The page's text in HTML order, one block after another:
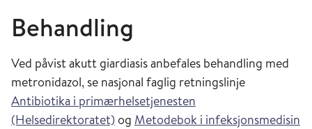
Behandling
Ved påvist akutt giardiasis anbefales behandling med
metronidazol, se nasjonal faglig retningslinje
Antibiotika i primærhelsetjenesten
(Helsedirektoratet) og Metodebok i infeksjonsmedisin